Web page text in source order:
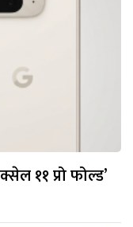
११ प्रो फोल्ड’